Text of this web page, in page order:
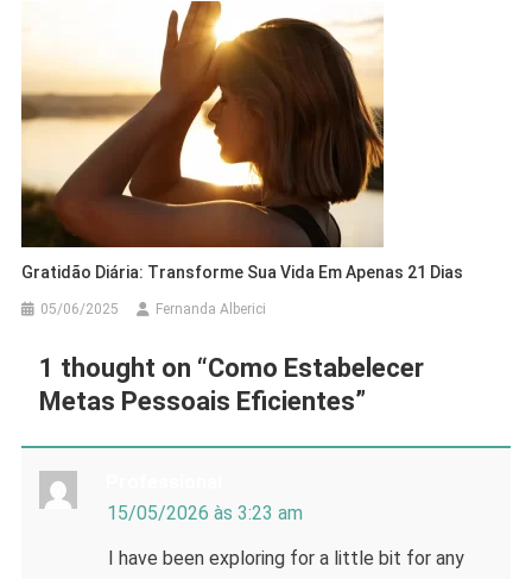
Gratidão Diária: Transforme Sua Vida Em Apenas 21 Dias
05/06/2025 Fernanda Alberici
1 thought on “Como Estabelecer
Metas Pessoais Eficientes”
15/05/2026 às 3:23 am
I have been exploring for a little bit for any